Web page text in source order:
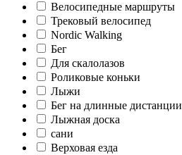
Велосипедные маршруты
Трековый велосипед
Nordic Walking
Бег
Для скалолазов
Роликовые коньки
Лыжи
Бег на длинные дистанции
Лыжная доска
сани
Верховая езда